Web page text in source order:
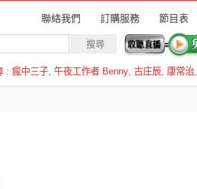
聯絡我們 訂購服務 節目表
: 瘋中三子, 午夜工作者 Benny, 古庄辰, 康常治,